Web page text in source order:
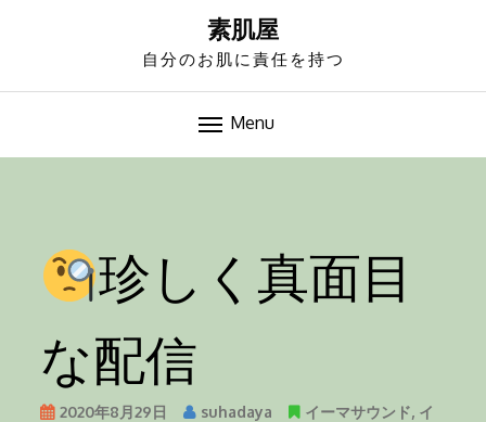
p
素肌屋
自分のお肌に責任を持つ
Menu
珍しく真面目
な配信
2020年8月29日 suhadaya イーマサウンド, イ